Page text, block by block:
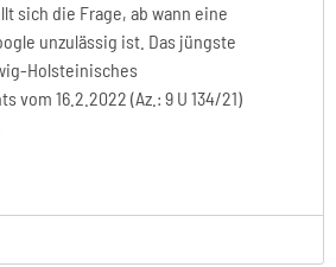
sich die Frage, ab wann eine
unzulässig ist. Das jüngste
Holsteinisches
vom 16.2.2022 (Az.: 9 U 134/21)